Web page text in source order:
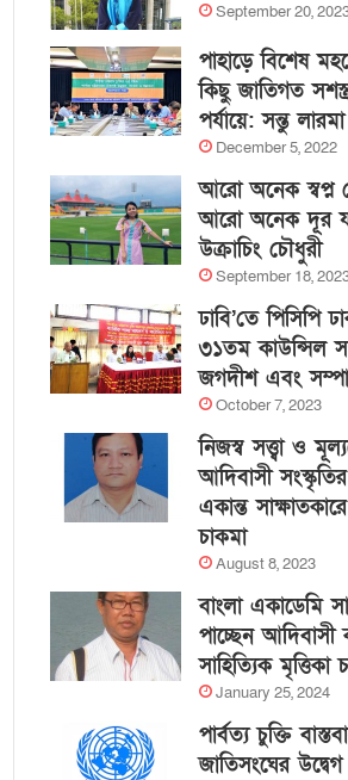
September 20,
পাহাড়ে বিশেষ
কিছু জাতিগত
পর্যায়ে: সন্তু লারমা
December 5, 2022
আরো অনেক স্বপ্ন
আরো অনেক দূর
উক্রাচিং চৌধুরী
September 18,
ঢাবি’তে পিসিপি
৩১তম কাউন্সিল
জগদীশ এবং
October 7, 2023
নিজস্ব সত্ত্বা ও
আদিবাসী
একান্ত
চাকমা
August 8, 2023
বাংলা একাডেমি
পাচ্ছেন
সাহিত্যিক মৃত্তিকা
January 25, 2024
পার্বত্য চুক্তি
জাতিসংঘের উদ্বেগ